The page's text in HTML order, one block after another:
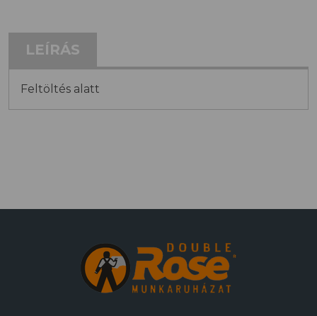
LEÍRÁS
Feltöltés alatt